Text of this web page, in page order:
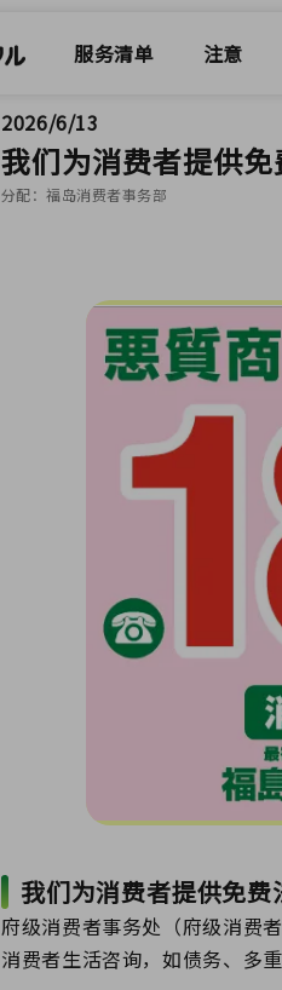
服务清单 注意
2026/6/13
我们为消费者提供免
分配：福岛消费者事务部
我们为消费者提供免费
府级消费者事务处（府级消费
消费者生活咨询，如债务、多